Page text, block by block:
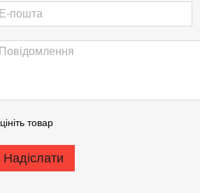
товар
Надіслати